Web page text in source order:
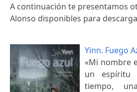
A continuación te presentamos
Alonso disponibles para
Yinn. Fuego
«Mi nombre
un
tiempo,